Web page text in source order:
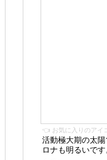
👈 お気に入りのアイ
活動極大期の太
ロナも明るいです